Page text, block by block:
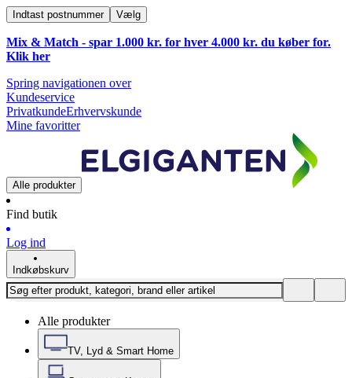
Indtast postnummer Vælg
Mix & Match - spar 1.000 kr. for hver 4.000 kr. du køber for.
Klik her
Spring navigationen over
Kundeservice
PrivatkundeErhvervskunde
Mine favoritter
Alle produkter
Find butik
Log ind
Indkøbskurv
Alle produkter
TV, Lyd & Smart Home